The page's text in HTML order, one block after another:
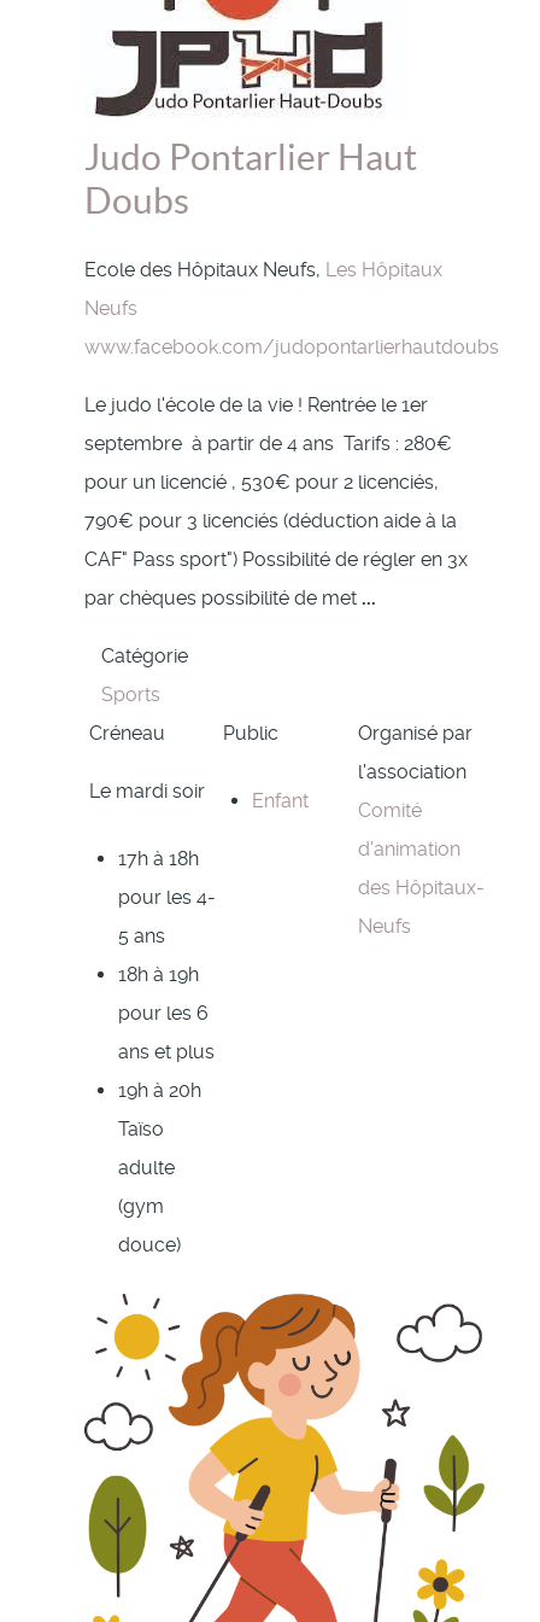
Judo Pontarlier Haut
Doubs
Ecole des Hôpitaux Neufs, Les Hôpitaux
Neufs
www.facebook.com/judopontarlierhautdoubs
Le judo l'école de la vie ! Rentrée le 1er
septembre à partir de 4 ans Tarifs : 280€
pour un licencié , 530€ pour 2 licenciés,
790€ pour 3 licenciés (déduction aide à la
CAF" Pass sport") Possibilité de régler en 3x
par chèques possibilité de met ...
Catégorie
Sports
Créneau
Le mardi soir
17h à 18h
pour les 4-
5 ans
18h à 19h
pour les 6
ans et plus
19h à 20h
Taïso
adulte
(gym
douce)
Public
Enfant
Organisé par
l'association
Comité
d'animation
des Hôpitaux-
Neufs